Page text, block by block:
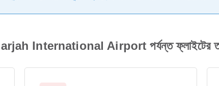
Sharjah International Airport পর্যন্ত ফ্লাইটের